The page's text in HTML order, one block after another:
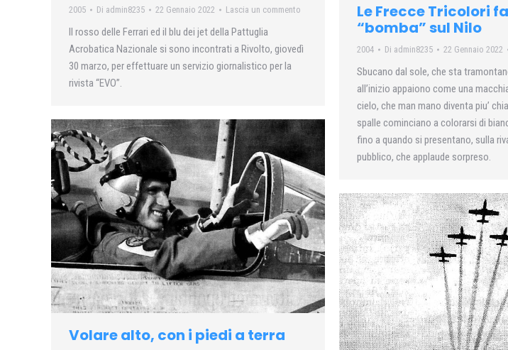
2005 Di admin8235 22 Gennaio 2022 Lascia un commento
Il rosso delle Ferrari ed il blu dei jet della Pattuglia
Acrobatica Nazionale si sono incontrati a Rivolto, giovedì
30 marzo, per effettuare un servizio giornalistico per la
rivista “EVO”.
Le Frecce Tricolori
“bomba” sul Nilo
2004 Di admin8235 22 Gennaio 2022
Sbucano dal sole, che sta
all’inizio appaiono come una
cielo, che man mano diventa piu’
spalle cominciano a colorarsi di
fino a quando si presentano, sulla
pubblico, che applaude sorpreso.
Volare alto, con i piedi a terra